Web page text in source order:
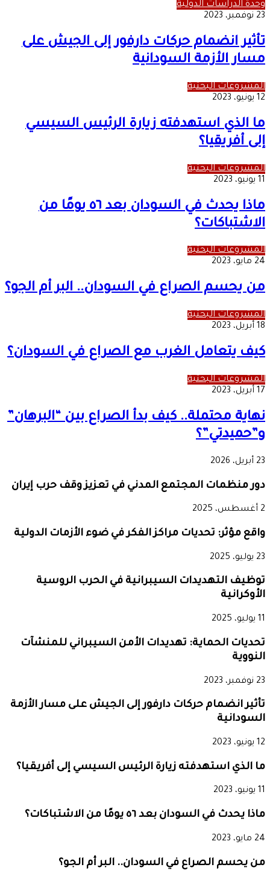
وحدة الدراسات الدولية
23 نوفمبر، 2023
تأثير انضمام حركات دارفور إلى الجيش على
مسار الأزمة السودانية
المشروعات البحثية
12 يونيو، 2023
ما الذي استهدفته زيارة الرئيس السيسي
إلى أفريقيا؟
المشروعات البحثية
11 يونيو، 2023
ماذا يحدث في السودان بعد ٥٦ يومًا من
الاشتباكات؟
المشروعات البحثية
24 مايو، 2023
من يحسم الصراع في السودان.. البر أم الجو؟
المشروعات البحثية
18 أبريل، 2023
كيف يتعامل الغرب مع الصراع في السودان؟
المشروعات البحثية
17 أبريل، 2023
نهاية محتملة.. كيف بدأ الصراع بين “البرهان”
و”حميدتي”؟
23 أبريل، 2026
دور منظمات المجتمع المدني في تعزيز وقف حرب إيران
2 أغسطس، 2025
واقع مؤثر: تحديات مراكز الفكر في ضوء الأزمات الدولية
23 يوليو، 2025
توظيف التهديدات السيبرانية في الحرب الروسية
الأوكرانية
11 يوليو، 2025
تحديات الحماية: تهديدات الأمن السيبراني للمنشآت
النووية
23 نوفمبر، 2023
تأثير انضمام حركات دارفور إلى الجيش على مسار الأزمة
السودانية
12 يونيو، 2023
ما الذي استهدفته زيارة الرئيس السيسي إلى أفريقيا؟
11 يونيو، 2023
ماذا يحدث في السودان بعد ٥٦ يومًا من الاشتباكات؟
24 مايو، 2023
من يحسم الصراع في السودان.. البر أم الجو؟